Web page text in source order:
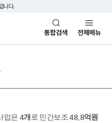
니다.
통합검색 전체메뉴
업은 4개 로 민간보조48.8억원